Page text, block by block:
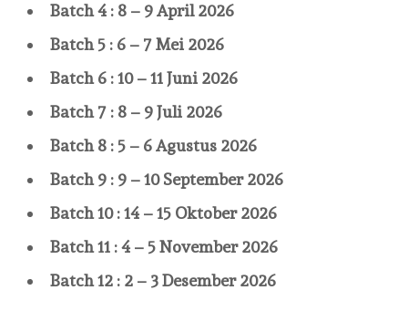
Batch 4 : 8 – 9 April 2026
Batch 5 : 6 – 7 Mei 2026
Batch 6 : 10 – 11 Juni 2026
Batch 7 : 8 – 9 Juli 2026
Batch 8 : 5 – 6 Agustus 2026
Batch 9 : 9 – 10 September 2026
Batch 10 : 14 – 15 Oktober 2026
Batch 11 : 4 – 5 November 2026
Batch 12 : 2 – 3 Desember 2026